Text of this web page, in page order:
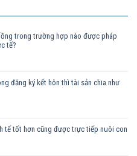
trong trường hợp nào được pháp
tế?
đăng ký kết hôn thì tài sản chia như
tế tốt hơn cũng được trực tiếp nuôi con